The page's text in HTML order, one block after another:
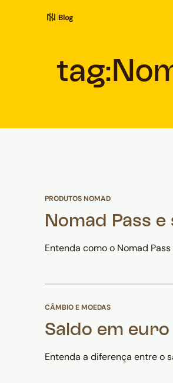
Blog
tag:
PRODUTOS NOMAD
Nomad Pass
Entenda como o Nomad
CÂMBIO E MOEDAS
Saldo em
Entenda a diferença entre o